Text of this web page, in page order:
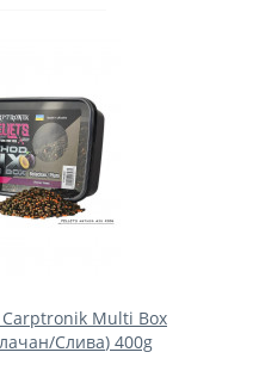
Carptronik Multi Box
Слива) 400g